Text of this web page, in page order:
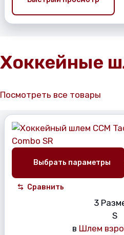
Хоккейные
Посмотреть все товары
Выбрать параметры
Сравнить
3
S
в Шлем